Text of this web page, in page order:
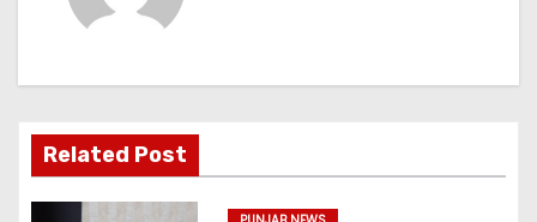
Related Post